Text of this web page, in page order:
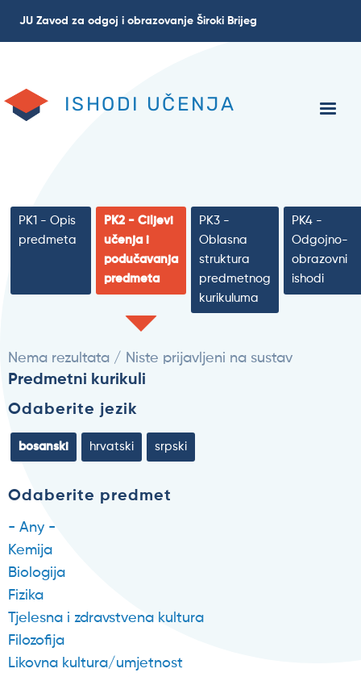
JU Zavod za odgoj i obrazovanje Široki Brijeg
ISHODI UČENJA
PK1 - Opis
predmeta
PK2 - Ciljevi
učenja i
podučavanja
predmeta
PK3 -
Oblasna
struktura
predmetnog
kurikuluma
PK4 -
Odgojno-
obrazovni
ishodi
Nema rezultata / Niste prijavljeni na sustav
Predmetni kurikuli
Odaberite jezik
bosanski hrvatski srpski
Odaberite predmet
- Any -
Kemija
Biologija
Fizika
Tjelesna i zdravstvena kultura
Filozofija
Likovna kultura/umjetnost